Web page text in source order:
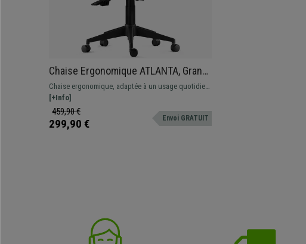
Chaise Ergonomique ATLANTA, Grand
Confort, Dossier Ajustable, en Tissu
et Maille, Noir
Chaise ergonomique, adaptée à un usage quotidien.
Design élégant et grand confort grâce au
rembourrage épais de l’assise. Matériaux de
fabrication de qualité.
[+Info]
459,90 €
299,90 € Envoi GRATUIT